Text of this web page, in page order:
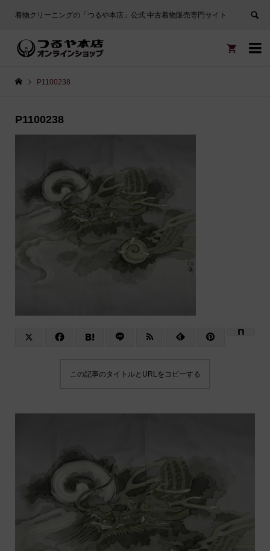
着物クリーニングの「つるや本店」公式 中古着物販売専門サイト


P1100238
P1100238
この記事のタイトルとURLをコピーする